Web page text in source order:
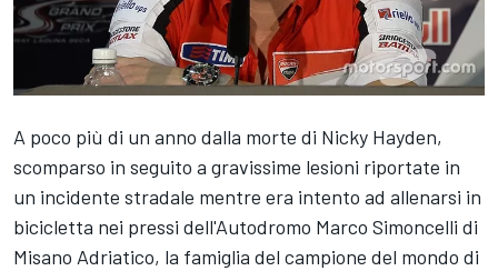
A poco più di un anno dalla morte di Nicky Hayden,
scomparso in seguito a gravissime lesioni riportate in
un incidente stradale mentre era intento ad allenarsi in
bicicletta nei pressi dell'Autodromo Marco Simoncelli di
Misano Adriatico, la famiglia del campione del mondo di